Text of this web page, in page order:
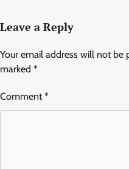
Leave a Reply
Your email address will not be
marked *
Comment*